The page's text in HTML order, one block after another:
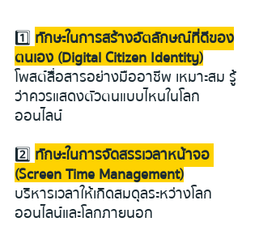
1️⃣ ทักษะในการสร้างอัตลักษณ์ที่ดีของ
ตนเอง (Digital Citizen Identity)
โพสต์สื่อสารอย่างมืออาชีพ เหมาะสม รู้
ว่าควรแสดงตัวตนแบบไหนในโลก
ออนไลน์
2️⃣ ทักษะในการจัดสรรเวลาหน้าจอ
(Screen Time Management)
บริหารเวลาให้เกิดสมดุลระหว่างโลก
ออนไลน์และโลกภายนอก